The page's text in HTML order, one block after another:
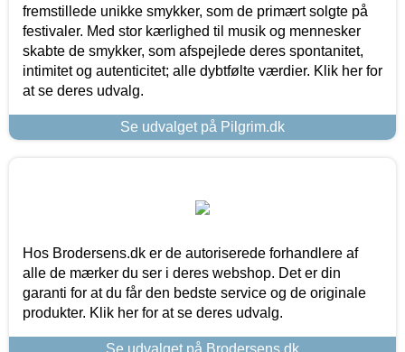
fremstillede unikke smykker, som de primært solgte på
festivaler. Med stor kærlighed til musik og mennesker
skabte de smykker, som afspejlede deres spontanitet,
intimitet og autenticitet; alle dybtfølte værdier. Klik her for
at se deres udvalg.
Se udvalget på Pilgrim.dk
Hos Brodersens.dk er de autoriserede forhandlere af
alle de mærker du ser i deres webshop. Det er din
garanti for at du får den bedste service og de originale
produkter. Klik her for at se deres udvalg.
Se udvalget på Brodersens.dk